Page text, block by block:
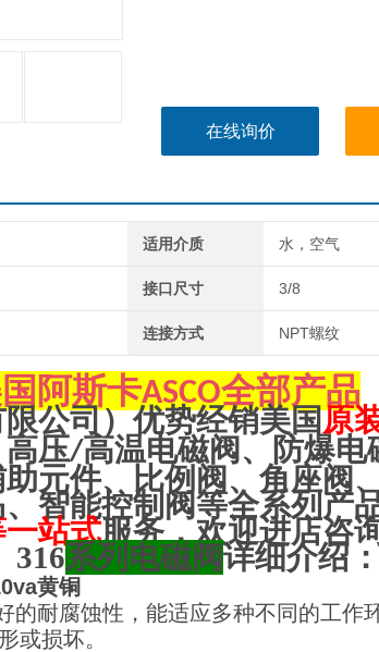
在线询价
适用介质 水，空气
接口尺寸 3/8
连接方式 NPT螺纹
阿斯卡ASCO全部产品
公司）优势经销美国原
压/高温电磁阀、防爆电
元件、比例阀、角座阀
智能控制阀等全系列产
站式服务，欢迎进店咨
316系列电磁阀详细介绍
黄铜
耐腐蚀性，能适应多种不同的工作
或损坏。